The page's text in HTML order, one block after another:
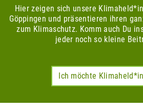
Hier zeigen sich unsere
Göppingen und präsentieren ihren
zum Klimaschutz. Komm auch Du
jeder noch so kleine
Ich möchte